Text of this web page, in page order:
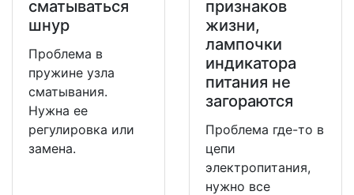
сматываться
шнур
Проблема в
пружине узла
сматывания.
Нужна ее
регулировка или
замена.
признаков
жизни,
лампочки
индикатора
питания не
загораются
Проблема где-то в
цепи
электропитания,
нужно все